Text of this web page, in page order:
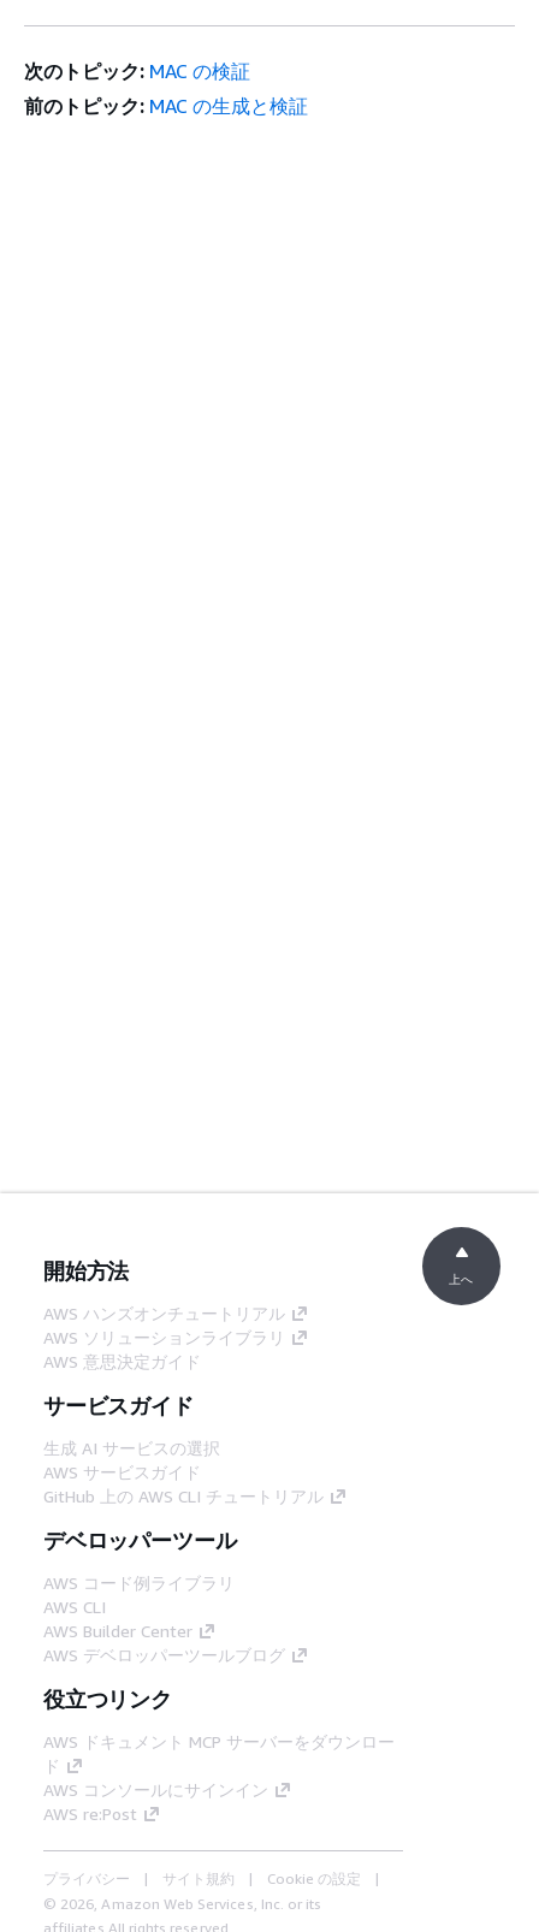
次のトピック: MAC の検証
前のトピック: MAC の生成と検証
開始方法
AWS ハンズオンチュートリアル
AWS ソリューションライブラリ
AWS 意思決定ガイド
サービスガイド
生成 AI サービスの選択
AWS サービスガイド
GitHub 上の AWS CLI チュートリアル
デベロッパーツール
AWS コード例ライブラリ
AWS CLI
AWS Builder Center
AWS デベロッパーツールブログ
役立つリンク
AWS ドキュメント MCP サーバーをダウンロー
ド
AWS コンソールにサインイン
AWS re:Post
プライバシー サイト規約
Cookie の設定
© 2026, Amazon Web Services, Inc. or its
affiliates.All rights reserved.
上へ